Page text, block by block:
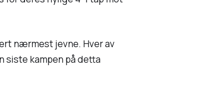
nærmest jevne. Hver av
siste kampen på detta